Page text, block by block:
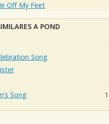
Off My Feet
A POND
Song
Song